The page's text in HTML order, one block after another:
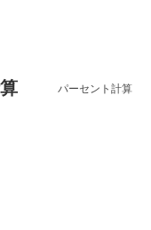
パーセント計算